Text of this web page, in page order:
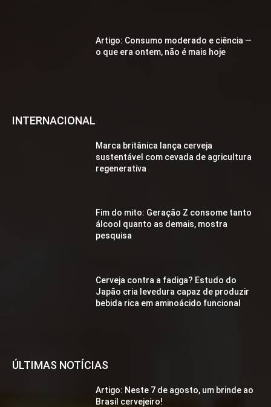
Artigo: Consumo moderado e ciência —
o que era ontem, não é mais hoje
INTERNACIONAL
Marca britânica lança cerveja
sustentável com cevada de agricultura
regenerativa
Fim do mito: Geração Z consome tanto
álcool quanto as demais, mostra
pesquisa
Cerveja contra a fadiga? Estudo do
Japão cria levedura capaz de produzir
bebida rica em aminoácido funcional
ÚLTIMAS NOTÍCIAS
Artigo: Neste 7 de agosto, um brinde ao
Brasil cervejeiro!